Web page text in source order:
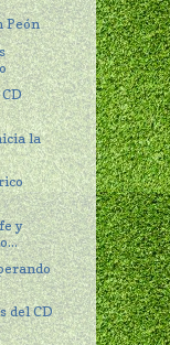
Peón
la
y
del CD